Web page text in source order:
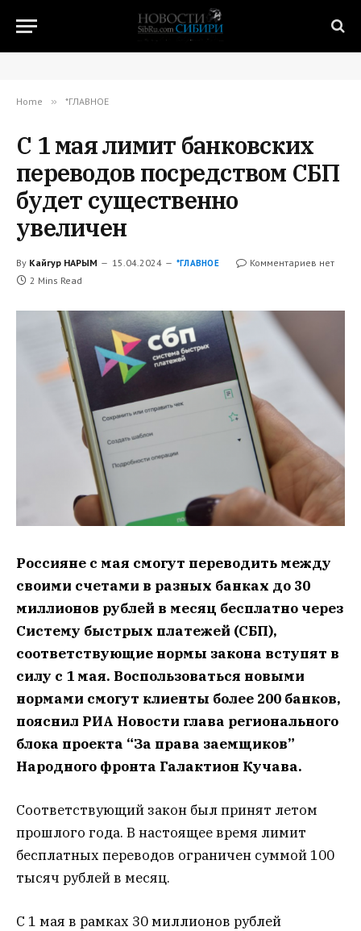
Home » *ГЛАВНОЕ
С 1 мая лимит банковских
переводов посредством СБП
будет существенно
увеличен
By Кайгур НАРЫМ 15.04.2024 *ГЛАВНОЕ
Комментариев нет
2 Mins Read
Россияне с мая смогут переводить между
своими счетами в разных банках до 30
миллионов рублей в месяц бесплатно через
Систему быстрых платежей (СБП),
соответствующие нормы закона вступят в
силу с 1 мая. Воспользоваться новыми
нормами смогут клиенты более 200 банков,
пояснил РИА Новости глава регионального
блока проекта “За права заемщиков”
Народного фронта Галактион Кучава.
Соответствующий закон был принят летом
прошлого года. В настоящее время лимит
бесплатных переводов ограничен суммой 100
тысяч рублей в месяц.
С 1 мая в рамках 30 миллионов рублей